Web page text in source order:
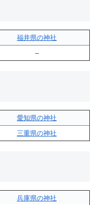
福井県の神社
–
愛知県の神社
三重県の神社
兵庫県の神社